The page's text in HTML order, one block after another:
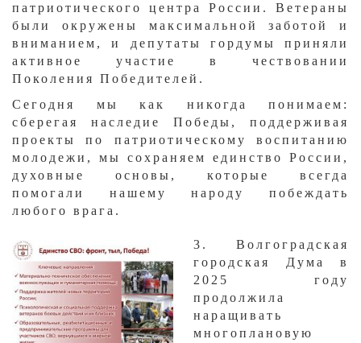
патриотического центра России. Ветераны
были окружены максимальной заботой и
вниманием, и депутаты гордумы приняли
активное участие в чествовании
Поколения Победителей.
Сегодня мы как никогда понимаем:
сберегая наследие Победы, поддерживая
проекты по патриотическому воспитанию
молодежи, мы сохраняем единство России,
духовные основы, которые всегда
помогали нашему народу побеждать
любого врага.
​3. Волгоградская
городская Дума в
2025 году
продолжила
наращивать
многоплановую